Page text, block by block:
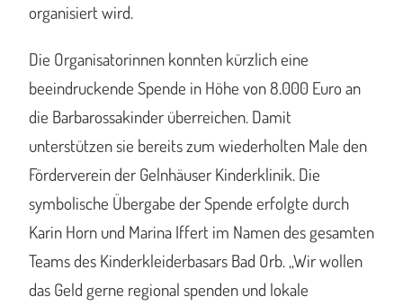
organisiert wird.
Die Organisatorinnen konnten kürzlich eine
beeindruckende Spende in Höhe von 8.000 Euro an
die Barbarossakinder überreichen. Damit
unterstützen sie bereits zum wiederholten Male den
Förderverein der Gelnhäuser Kinderklinik. Die
symbolische Übergabe der Spende erfolgte durch
Karin Horn und Marina Iffert im Namen des gesamten
Teams des Kinderkleiderbasars Bad Orb. „Wir wollen
das Geld gerne regional spenden und lokale